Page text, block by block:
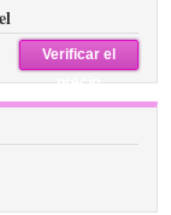
Verificar el
precio